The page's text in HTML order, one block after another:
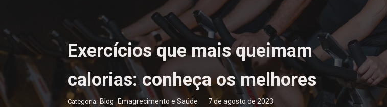
Exercícios que mais queimam
calorias: conheça os melhores
Categoria: Blog,Emagrecimento e Saúde 7 de agosto de 2023